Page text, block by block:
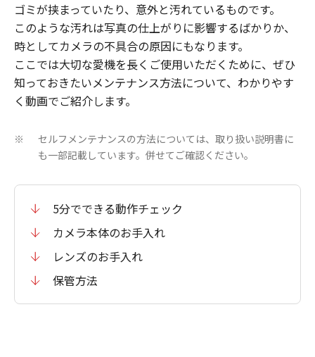
ゴミが挟まっていたり、意外と汚れているものです。
このような汚れは写真の仕上がりに影響するばかりか、
時としてカメラの不具合の原因にもなります。
ここでは大切な愛機を長くご使用いただくために、ぜひ
知っておきたいメンテナンス方法について、わかりやす
く動画でご紹介します。
※
セルフメンテナンスの方法については、取り扱い説明書に
も一部記載しています。併せてご確認ください。
5分でできる動作チェック
カメラ本体のお手入れ
レンズのお手入れ
保管方法